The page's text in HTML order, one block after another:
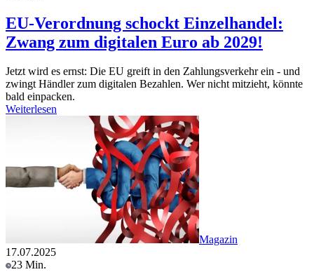
EU-Verordnung schockt Einzelhandel:
Zwang zum digitalen Euro ab 2029!
Jetzt wird es ernst: Die EU greift in den Zahlungsverkehr ein - und
zwingt Händler zum digitalen Bezahlen. Wer nicht mitzieht, könnte
bald einpacken.
Weiterlesen
Magazin
17.07.2025
23 Min.